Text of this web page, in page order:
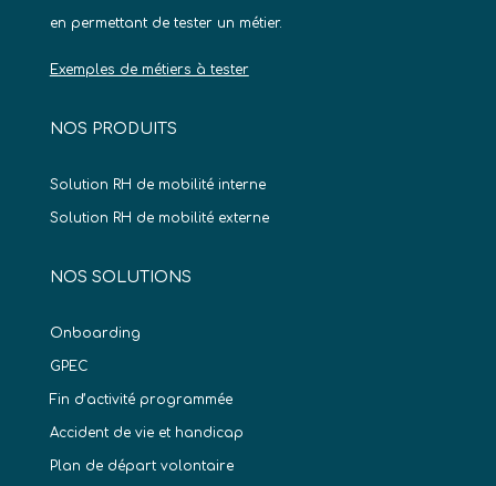
en permettant de tester un métier.
Exemples de métiers à tester
NOS PRODUITS
Solution RH de mobilité interne
Solution RH de mobilité externe
NOS SOLUTIONS
Onboarding
GPEC
Fin d’activité programmée
Accident de vie et handicap
Plan de départ volontaire